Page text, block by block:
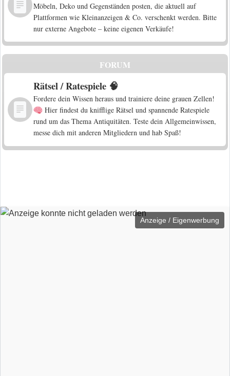
Möbeln, Deko und Gegenständen posten, die aktuell auf
Plattformen wie Kleinanzeigen & Co. verschenkt werden. Bitte
nur externe Angebote – keine eigenen Verkäufe!
FORUM
Rätsel / Ratespiele 🧠
Fordere dein Wissen heraus und trainiere deine grauen Zellen!
Hier findest du knifflige Rätsel und spannende Ratespiele
rund um das Thema Antiquitäten. Teste dein Allgemeinwissen,
messe dich mit anderen Mitgliedern und hab Spaß!
Anzeige / Eigenwerbung